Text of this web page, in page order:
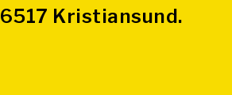
6517 Kristiansund.